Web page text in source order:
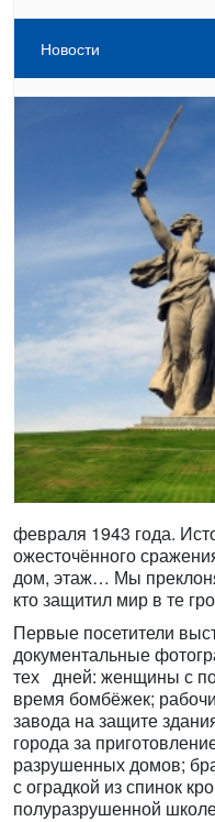
Новости
февраля 1943 года.
ожесточённого
дом, этаж… Мы
кто защитил мир в те
Первые посетители
документальные
тех дней: женщины с
время бомбёжек;
завода на защите
города за
разрушенных домов;
с оградкой из спинок
полуразрушенной